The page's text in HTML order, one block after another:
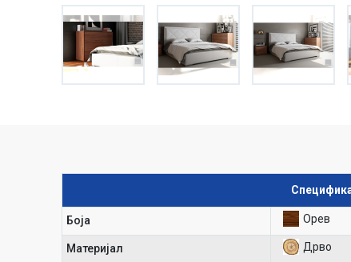
Боја Орев
Материјал Дрво